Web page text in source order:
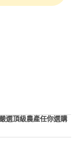
選頂級農產任你選購